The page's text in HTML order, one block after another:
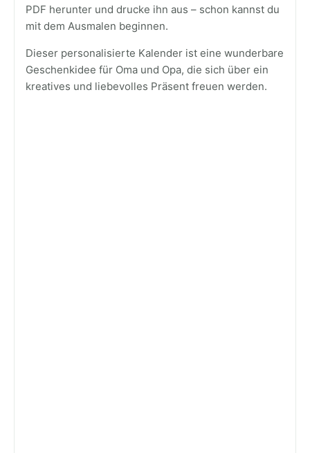
PDF herunter und drucke ihn aus – schon kannst du
mit dem Ausmalen beginnen.
Dieser personalisierte Kalender ist eine wunderbare
Geschenkidee für Oma und Opa, die sich über ein
kreatives und liebevolles Präsent freuen werden.